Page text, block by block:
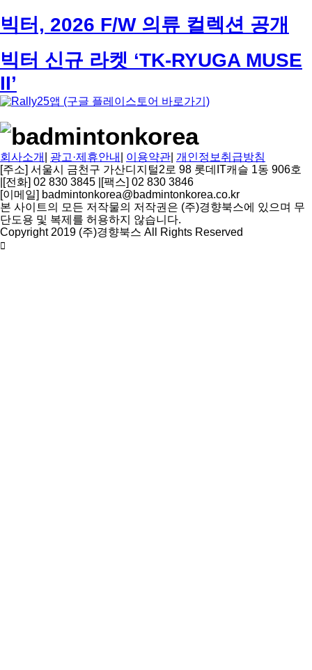
빅터, 2026 F/W 의류 컬렉션 공개
빅터 신규 라켓 ‘TK-RYUGA MUSE
II’
회사소개 광고·제휴안내 이용약관 개인정보취급방침
[주소] 서울시 금천구 가산디지털2로 98 롯데IT캐슬 1동 906호
[전화] 02 830 3845 [팩스] 02 830 3846
[이메일] badmintonkorea@badmintonkorea.co.kr
본 사이트의 모든 저작물의 저작권은 (주)경향북스에 있으며 무
단도용 및 복제를 허용하지 않습니다.
Copyright 2019 (주)경향북스 All Rights Reserved